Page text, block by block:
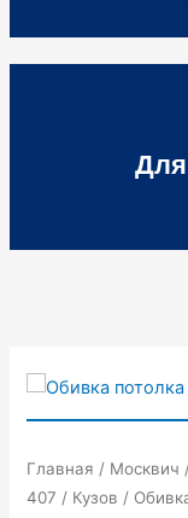
Главная / Москвич
407 / Кузов /
Количество
товара
потолка
кузова